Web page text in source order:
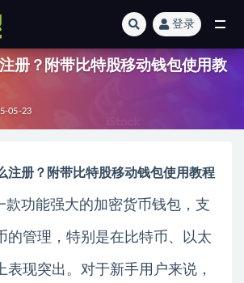
登录
05-23
注册？附带比特股移动钱包使用教程
款功能强大的加密货币钱包，支
的管理，特别是在比特币、以太
表现突出。对于新手用户来说，